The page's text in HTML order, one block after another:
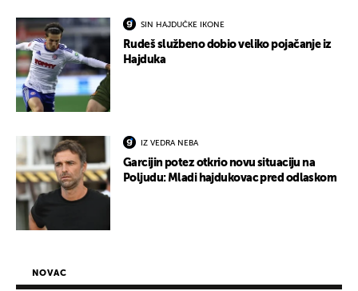
SIN HAJDUČKE IKONE
Rudeš službeno dobio veliko pojačanje iz
Hajduka
IZ VEDRA NEBA
Garcijin potez otkrio novu situaciju na
Poljudu: Mladi hajdukovac pred odlaskom
NOVAC